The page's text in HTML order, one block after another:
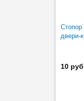
Стопор
двери-
10